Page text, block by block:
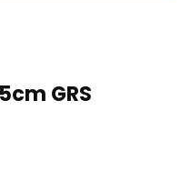
GRS